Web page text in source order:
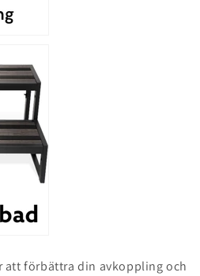
att förbättra din avkoppling och